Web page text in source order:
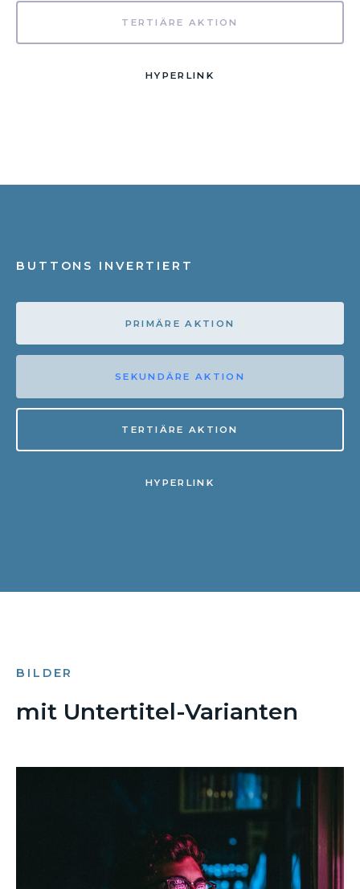
TERTIÄRE AKTION
HYPERLINK
BUTTONS INVERTIERT
PRIMÄRE AKTION
SEKUNDÄRE AKTION
TERTIÄRE AKTION
HYPERLINK
BILDER
mit Untertitel-Varianten